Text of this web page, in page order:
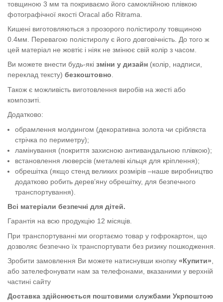
товщиною 3 мм та покриваємо його самоклійною плівкою
фотографічної якості Oracal або Ritrama.
Кишені виготовляються з прозорого полістиролу товщиною
0.4мм. Перевагою полістиролу є його довговічність. До того ж
цей матеріал не жовтіє і ніяк не змінює свій колір з часом.
Ви можете внести будь-які зміни у дизайн (колір, надписи,
переклад тексту) безкоштовно.
Також є можливість виготовлення виробів на жесті або
композиті.
Додатково:
обрамлення молдингом (декоративна золота чи срібляста
стрічка по периметру);
ламінування (покриття захисною антивандальною плівкою);
встановлення люверсів (металеві кільця для кріплення);
обрешітка (якщо стенд великих розмірів –наше виробництво
додатково робить дерев’яну обрешітку, для безпечного
транспортування).
Всі матеріали безпечні для дітей.
Гарантія на всю продукцію 12 місяців.
При транспортуванні ми огортаємо товар у гофрокартон, що
дозволяє безпечно їх транспортувати без ризику пошкодження.
Зробити замовлення Ви можете натиснувши кнопку «Купити»
або зателефонувати нам за телефонами, вказаними у верхній
частині сайту
Доставка здійснюється поштовими службами Укрпоштою